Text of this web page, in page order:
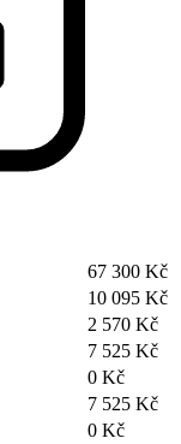
67 300 Kč
10 095 Kč
2 570 Kč
7 525 Kč
0 Kč
7 525 Kč
0 Kč